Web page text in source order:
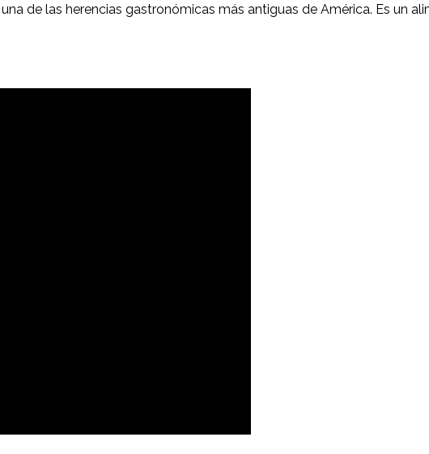
de las herencias gastronómicas más antiguas de América. Es un